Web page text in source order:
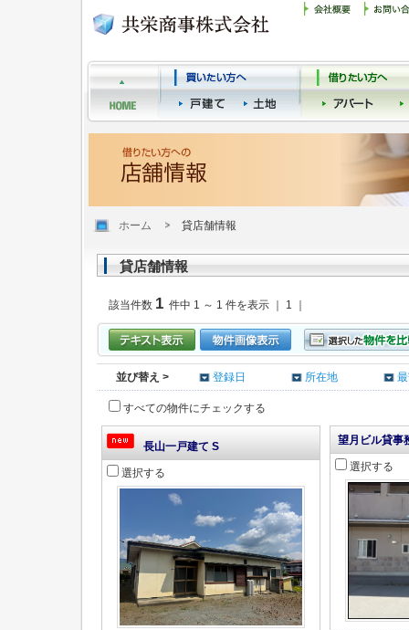
ホーム 貸店舗情報
貸店舗情報
該当件数 1 件中 1 ～ 1 件を表示 ｜ 1 ｜
並び替え > 登録日 所在地
すべての物件にチェックする
長山一戸建て S
選択する
望月ビル貸事
選択する